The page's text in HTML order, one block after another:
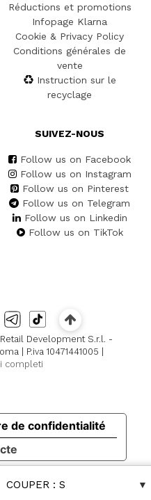
COUPER : S
Réductions et promotions
Infopage Klarna
Cookie & Privacy Policy
Conditions générales de
vente
Instruction sur le
recyclage
SUIVEZ-NOUS
Follow us on Facebook
Follow us on Instagram
Follow us on Pinterest
Follow us on Telegram
Follow us on Linkedin
Follow us on TikTok
Development S.r.l. -
| P.iva 10471441005 |
completi
de confidentialité